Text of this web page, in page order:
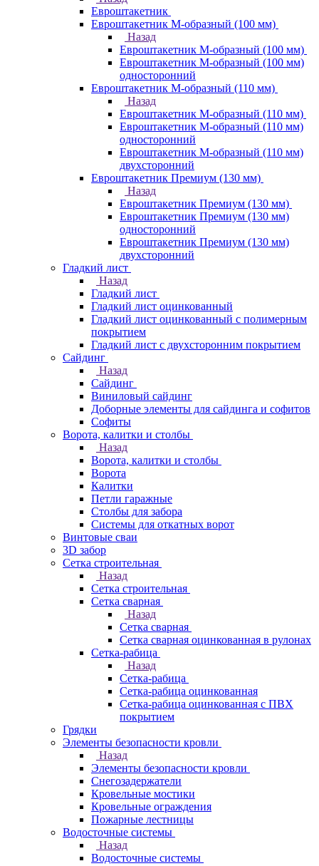
Евроштакетник
Евроштакетник М-образный (100 мм)
Назад
Евроштакетник М-образный (100 мм)
Евроштакетник М-образный (100 мм)
односторонний
Евроштакетник М-образный (110 мм)
Назад
Евроштакетник М-образный (110 мм)
Евроштакетник М-образный (110 мм)
односторонний
Евроштакетник М-образный (110 мм)
двухсторонний
Евроштакетник Премиум (130 мм)
Назад
Евроштакетник Премиум (130 мм)
Евроштакетник Премиум (130 мм)
односторонний
Евроштакетник Премиум (130 мм)
двухсторонний
Гладкий лист
Назад
Гладкий лист
Гладкий лист оцинкованный
Гладкий лист оцинкованный с полимерным
покрытием
Гладкий лист с двухсторонним покрытием
Сайдинг
Назад
Сайдинг
Виниловый сайдинг
Доборные элементы для сайдинга и софитов
Софиты
Ворота, калитки и столбы
Назад
Ворота, калитки и столбы
Ворота
Калитки
Петли гаражные
Столбы для забора
Системы для откатных ворот
Винтовые сваи
3D забор
Сетка строительная
Назад
Сетка строительная
Сетка сварная
Назад
Сетка сварная
Сетка сварная оцинкованная в рулонах
Сетка-рабица
Назад
Сетка-рабица
Сетка-рабица оцинкованная
Сетка-рабица оцинкованная с ПВХ
покрытием
Грядки
Элементы безопасности кровли
Назад
Элементы безопасности кровли
Снегозадержатели
Кровельные мостики
Кровельные ограждения
Пожарные лестницы
Водосточные системы
Назад
Водосточные системы